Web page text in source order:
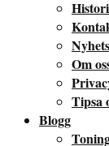
Om
Tipsa
Blogg